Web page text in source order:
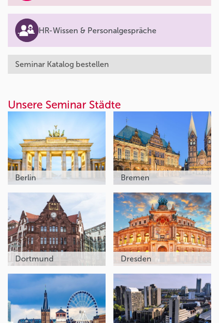
HR-Wissen & Personalgespräche
Seminar Katalog bestellen
Unsere Seminar Städte
Berlin Bremen
Dortmund Dresden